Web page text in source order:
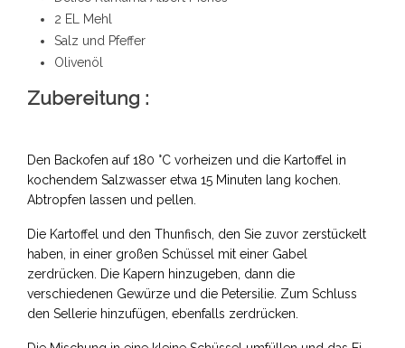
2 EL Mehl
Salz und Pfeffer
Olivenöl
Zubereitung :
Den Backofen auf 180 °C vorheizen und die Kartoffel in
kochendem Salzwasser etwa 15 Minuten lang kochen.
Abtropfen lassen und pellen.
Die Kartoffel und den Thunfisch, den Sie zuvor zerstückelt
haben, in einer großen Schüssel mit einer Gabel
zerdrücken. Die Kapern hinzugeben, dann die
verschiedenen Gewürze und die Petersilie. Zum Schluss
den Sellerie hinzufügen, ebenfalls zerdrücken.